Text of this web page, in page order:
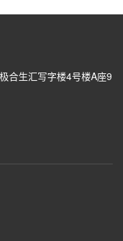
合生汇写字楼4号楼A座9